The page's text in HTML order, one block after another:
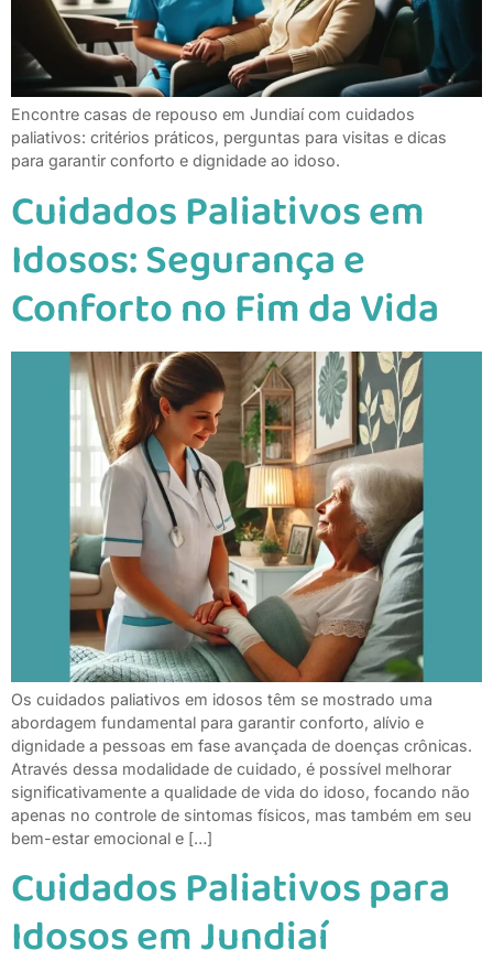
Encontre casas de repouso em Jundiaí com cuidados
paliativos: critérios práticos, perguntas para visitas e dicas
para garantir conforto e dignidade ao idoso.
Cuidados Paliativos em
Idosos: Segurança e
Conforto no Fim da Vida
Os cuidados paliativos em idosos têm se mostrado uma
abordagem fundamental para garantir conforto, alívio e
dignidade a pessoas em fase avançada de doenças crônicas.
Através dessa modalidade de cuidado, é possível melhorar
significativamente a qualidade de vida do idoso, focando não
apenas no controle de sintomas físicos, mas também em seu
bem-estar emocional e […]
Cuidados Paliativos para
Idosos em Jundiaí